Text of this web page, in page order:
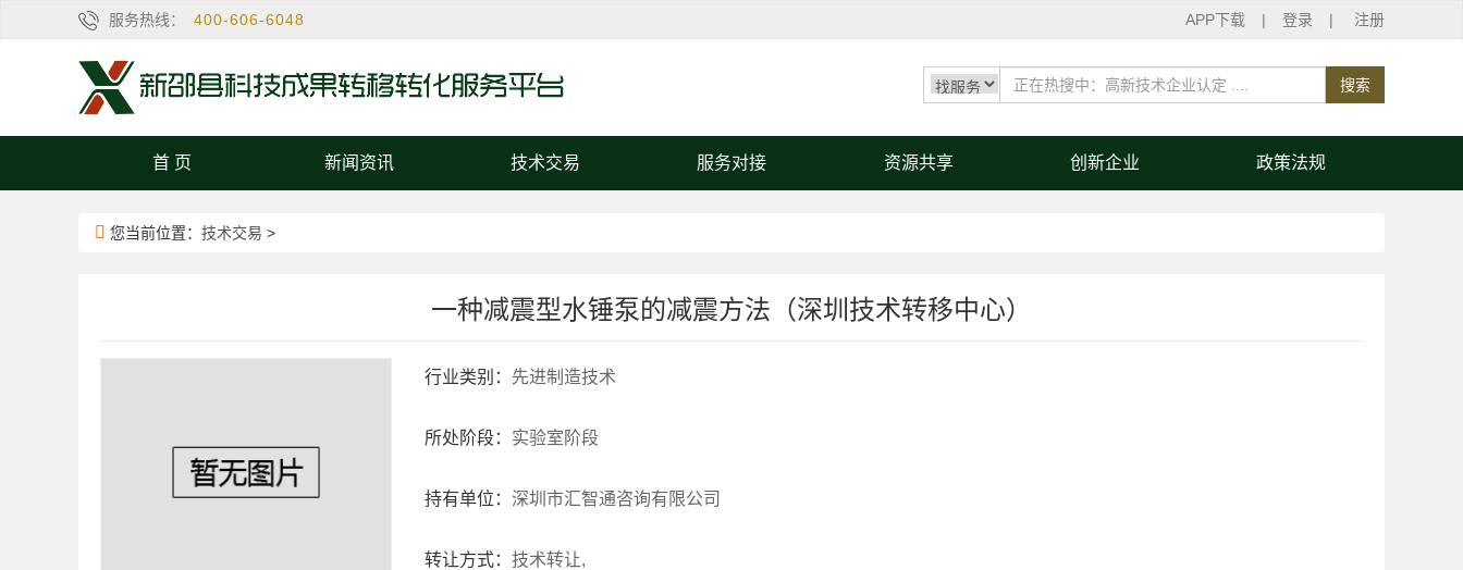
服务热线： 400-606-6048 APP下载 | 登录 | 注册
搜索
首 页 新闻资讯 技术交易 服务对接 资源共享 创新企业 政策法规
您当前位置： 技术交易 >
一种减震型水锤泵的减震方法（深圳技术转移中心）
行业类别： 先进制造技术
所处阶段： 实验室阶段
持有单位： 深圳市汇智通咨询有限公司
转让方式： 技术转让,